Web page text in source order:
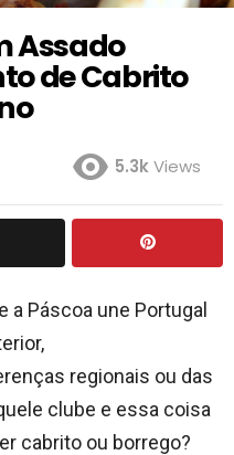
Assado
de Cabrito
5.3kViews
a Páscoa une Portugal
regionais ou das
clube e essa coisa
cabrito ou borrego?